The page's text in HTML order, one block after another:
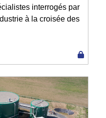
interrogés par
à la croisée des